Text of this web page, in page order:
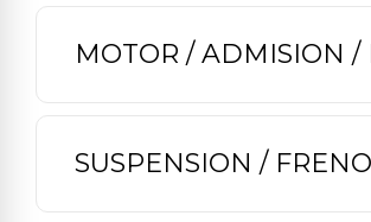
MOTOR / ADMISION /
SUSPENSION /